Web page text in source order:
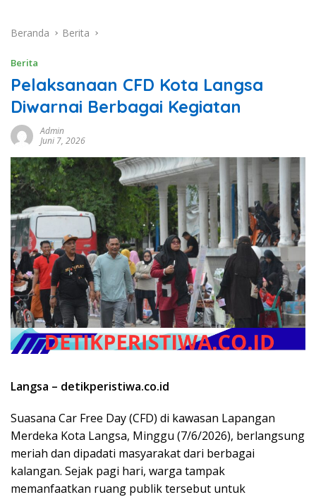
Beranda Berita
Berita
Pelaksanaan CFD Kota Langsa
Diwarnai Berbagai Kegiatan
Admin
Juni 7, 2026
Langsa – detikperistiwa.co.id
Suasana Car Free Day (CFD) di kawasan Lapangan
Merdeka Kota Langsa, Minggu (7/6/2026), berlangsung
meriah dan dipadati masyarakat dari berbagai
kalangan. Sejak pagi hari, warga tampak
memanfaatkan ruang publik tersebut untuk